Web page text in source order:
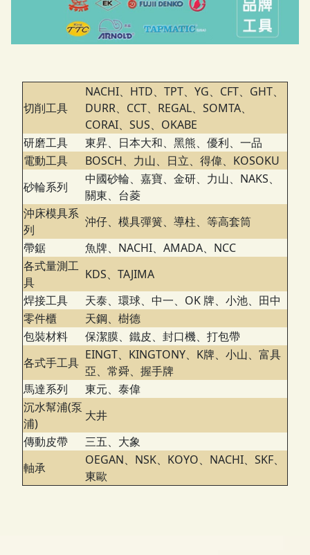
切削工具
NACHI、HTD、TPT、YG、CFT、GHT、
DURR、CCT、REGAL、SOMTA、
CORAI、SUS、OKABE
研磨工具
東昇、日本大和、黑熊、優利、一品
電動工具
BOSCH、力山、日立、得偉、KOSOKU
砂輪系列
中國砂輪、嘉寶、金研、力山、NAKS、
關東、台菱
沖床模具系
列
沖仔、模具彈簧、導柱、等高套筒
帶鋸
魚牌、NACHI、AMADA、NCC
各式量測工
具
KDS、TAJIMA
焊接工具
天泰、環球、中一、OK 牌、小池、田中
零件櫃
天鋼、樹德
包裝材料
保潔膜、鐵皮、封口機、打包帶
各式手工具
EINGT、KINGTONY、K牌、小山、富具
亞、常舜、握手牌
馬達系列
東元、泰偉
沉水幫浦(泵
浦)
大井
傳動皮帶
三五、大象
軸承
OEGAN、NSK、KOYO、NACHI、SKF、
東歐